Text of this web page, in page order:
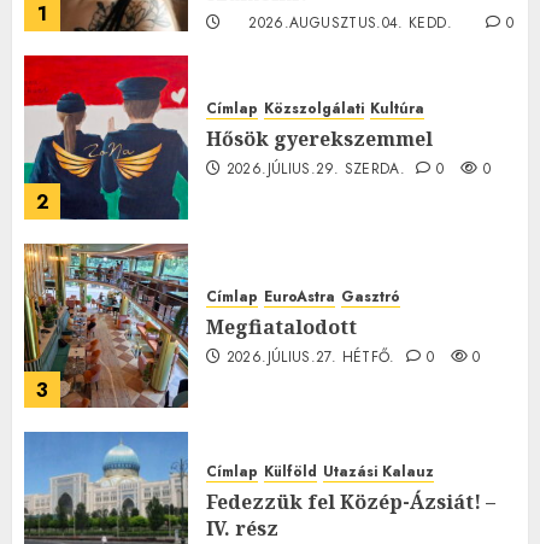
1 2026.AUGUSZTUS.04. KEDD.
0
2
Címlap Közszolgálati Kultúra
Hősök gyerekszemmel
2026.JÚLIUS.29. SZERDA. 0 0
3
Címlap EuroAstra Gasztró
Megfiatalodott
2026.JÚLIUS.27. HÉTFŐ. 0 0
Címlap Külföld Utazási Kalauz
Fedezzük fel Közép-Ázsiát! –
IV. rész